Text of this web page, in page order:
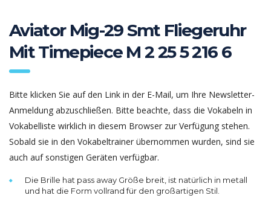
Aviator Mig-29 Smt Fliegeruhr
Mit Timepiece M 2 25 5 216 6
Bitte klicken Sie auf den Link in der E-Mail, um Ihre Newsletter-
Anmeldung abzuschließen. Bitte beachte, dass die Vokabeln in
Vokabelliste wirklich in diesem Browser zur Verfügung stehen.
Sobald sie in den Vokabeltrainer übernommen wurden, sind sie
auch auf sonstigen Geräten verfügbar.
Die Brille hat pass away Größe breit, ist natürlich in metall
und hat die Form vollrand für den großartigen Stil.